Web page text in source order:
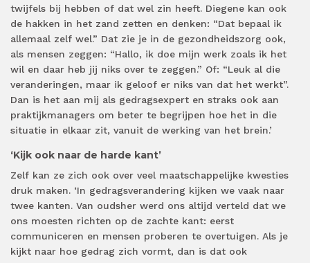
twijfels bij hebben of dat wel zin heeft. Diegene kan ook
de hakken in het zand zetten en denken: “Dat bepaal ik
allemaal zelf wel.” Dat zie je in de gezondheidszorg ook,
als mensen zeggen: “Hallo, ik doe mijn werk zoals ik het
wil en daar heb jij niks over te zeggen.” Of: “Leuk al die
veranderingen, maar ik geloof er niks van dat het werkt”.
Dan is het aan mij als gedragsexpert en straks ook aan
praktijkmanagers om beter te begrijpen hoe het in die
situatie in elkaar zit, vanuit de werking van het brein.’
‘Kijk ook naar de harde kant’
Zelf kan ze zich ook over veel maatschappelijke kwesties
druk maken. ‘In gedragsverandering kijken we vaak naar
twee kanten. Van oudsher werd ons altijd verteld dat we
ons moesten richten op de zachte kant: eerst
communiceren en mensen proberen te overtuigen. Als je
kijkt naar hoe gedrag zich vormt, dan is dat ook